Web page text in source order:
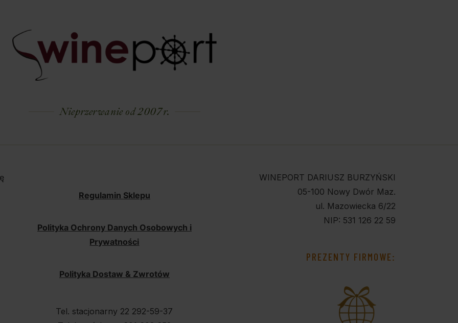
Nieprzerwanie od 2007 r.
Regulamin Sklepu
Polityka Ochrony Danych Osobowych i
Prywatności
Polityka Dostaw & Zwrotów
Tel. stacjonarny 22 292-59-37
WINEPORT DARIUSZ BURZYŃSKI
05-100 Nowy Dwór Maz.
ul. Mazowiecka 6/22
NIP: 531 126 22 59
PREZENTY FIRMOWE: